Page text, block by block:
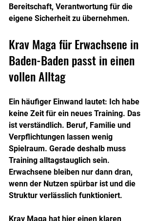
Bereitschaft, Verantwortung für die
eigene Sicherheit zu übernehmen.
Krav Maga für Erwachsene in
Baden-Baden passt in einen
vollen Alltag
Ein häufiger Einwand lautet: Ich habe
keine Zeit für ein neues Training. Das
ist verständlich. Beruf, Familie und
Verpflichtungen lassen wenig
Spielraum. Gerade deshalb muss
Training alltagstauglich sein.
Erwachsene bleiben nur dann dran,
wenn der Nutzen spürbar ist und die
Struktur verlässlich funktioniert.
Krav Maga hat hier einen klaren